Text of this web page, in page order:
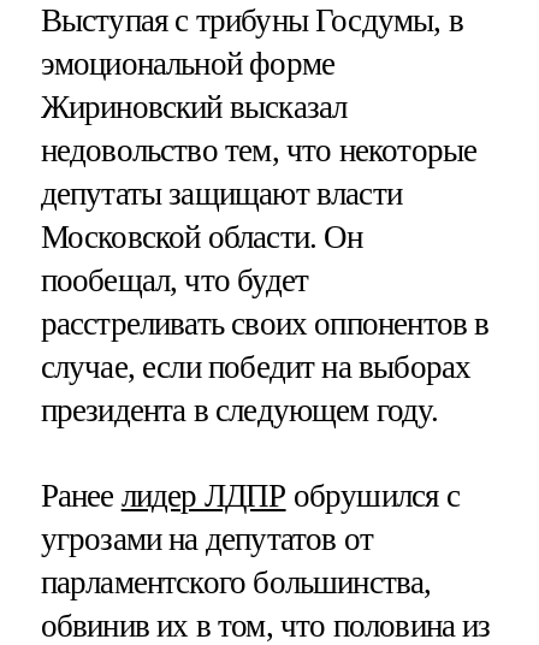
Выступая с трибуны Госдумы, в
эмоциональной форме
Жириновский высказал
недовольство тем, что некоторые
депутаты защищают власти
Московской области. Он
пообещал, что будет
расстреливать своих оппонентов в
случае, если победит на выборах
президента в следующем году.
Ранее лидер ЛДПР обрушился с
угрозами на депутатов от
парламентского большинства,
обвинив их в том, что половина из